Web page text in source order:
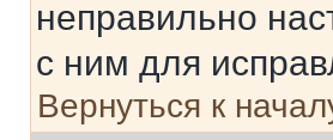
неправильно
с ним для
Вернуться к